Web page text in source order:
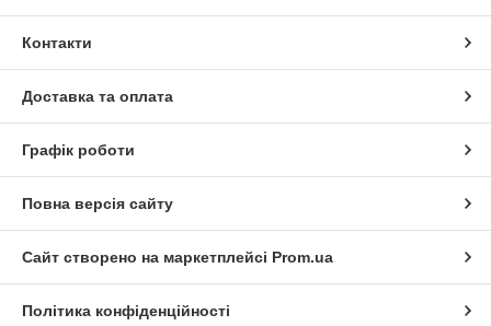
з
Фінгерборди і фингербайки
Контакти
Доставка та оплата
Графік роботи
Повна версія сайту
Сайт створено на маркетплейсі Prom.ua
Політика конфіденційності